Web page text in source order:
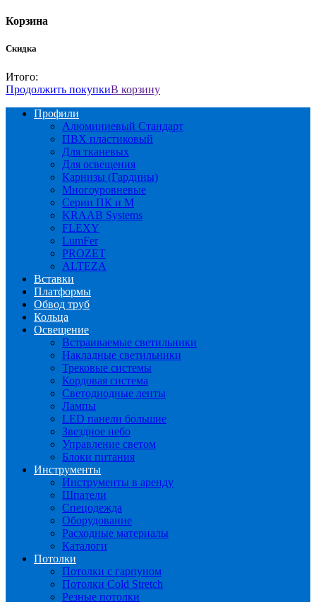
Корзина
Скидка
Итого:
Продолжить покупкиВ корзину
Профили
Алюминиевый Стандарт
ПВХ пластиковый
Для тканевых
Для освещения
Карнизы (Гардины)
Многоуровневые
Серии ПК и М
KRAAB Systems
FLEXY
LumFer
PROZET
ALTEZA
Вставки
Платформы
Обвод труб
Кольца
Освещение
Встраиваемые светильники
Накладные светильники
Трековые системы
Кордовая система
Светодиодные ленты
Лампы
LED панели большие
Звездное небо
Управление светом
Блоки питания
Инструменты
Инструменты в аренду
Шпатели
Спецодежда
Оборудование
Расходные материалы
Каталоги
Потолки
Потолки с гарпуном
Потолки Cold Stretch
Резные потолки